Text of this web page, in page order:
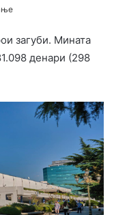
загуби. Мината
денари (298